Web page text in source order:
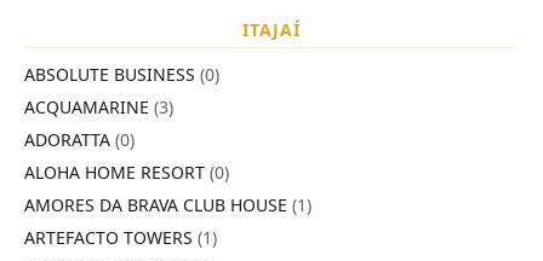
ITAJAÍ
ABSOLUTE BUSINESS (0)
ACQUAMARINE (3)
ADORATTA (0)
ALOHA HOME RESORT (0)
AMORES DA BRAVA CLUB HOUSE (1)
ARTEFACTO TOWERS (1)